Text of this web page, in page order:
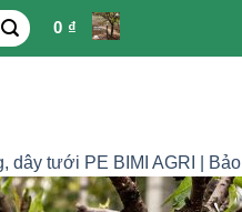
0 ₫
dây tưới PE BIMI AGRI |